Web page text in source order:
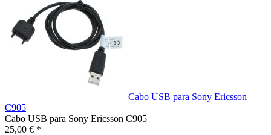
Cabo USB para Sony Ericsson
C905
Cabo USB para Sony Ericsson C905
25,00 € *